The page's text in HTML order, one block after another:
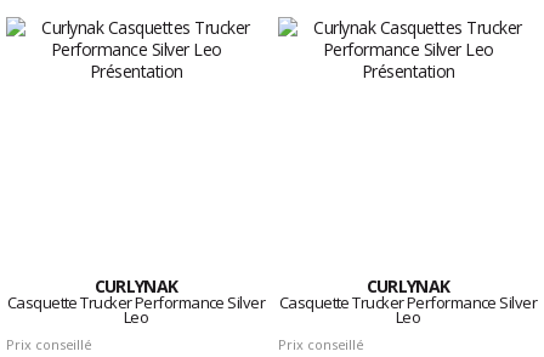
CURLYNAK
Casquette Trucker Performance Silver
Leo
Prix conseillé
CURLYNAK
Casquette Trucker Performance Silver
Leo
Prix conseillé